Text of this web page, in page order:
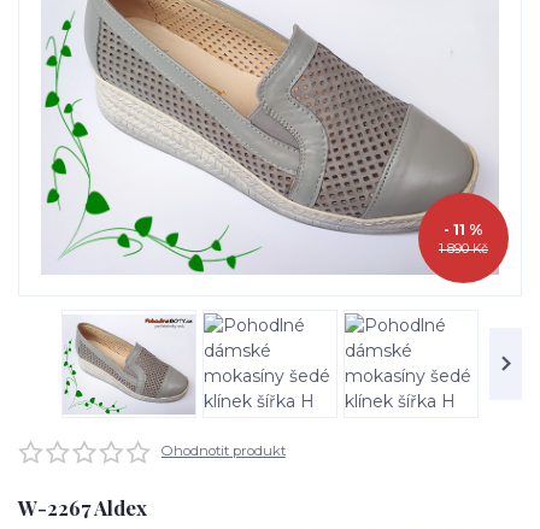
1 890 Kč
- 11 %
Ohodnotit produkt
W-2267 Aldex